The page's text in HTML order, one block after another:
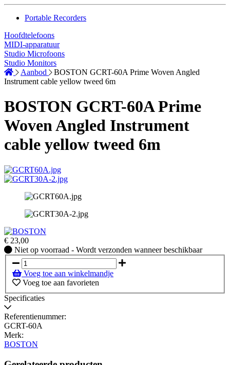
Portable Recorders
Hoofdtelefoons
MIDI-apparatuur
Studio Microfoons
Studio Monitors
Aanbod
BOSTON GCRT-60A Prime Woven Angled
Instrument cable yellow tweed 6m
BOSTON GCRT-60A Prime
Woven Angled Instrument
cable yellow tweed 6m
€ 23,00
Niet
op
voorraad
-
Wordt
verzonden
beschikbaar
Niet op voorraad - Wordt verzonden wanneer beschikbaar
Voeg toe aan winkelmandje
Voeg toe aan favorieten
Specificaties
Referentienummer:
GCRT-60A
Merk:
BOSTON